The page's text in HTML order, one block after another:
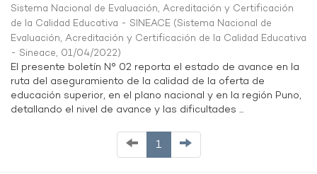
Sistema Nacional de Evaluación, Acreditación y Certificación
de la Calidad Educativa - SINEACE (Sistema Nacional de
Evaluación, Acreditación y Certificación de la Calidad Educativa
- Sineace, 01/04/2022)
El presente boletín N° 02 reporta el estado de avance en la
ruta del aseguramiento de la calidad de la oferta de
educación superior, en el plano nacional y en la región Puno,
detallando el nivel de avance y las dificultades ...
1